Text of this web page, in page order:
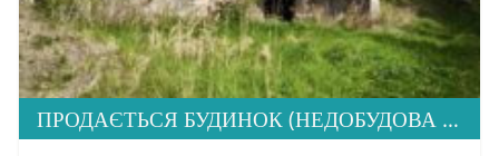
ПРОДАЄТЬСЯ БУДИНОК (НЕДОБУДОВА ), С. БАРАНИНЦІ